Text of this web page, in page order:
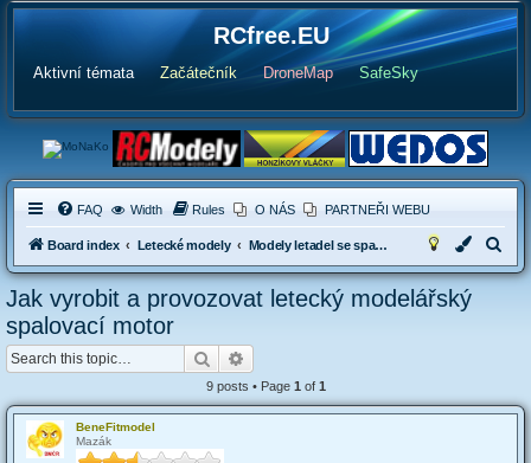
RCfree.EU
Aktivní témata Začátečník DroneMap SafeSky
FAQ Width Rules O NÁS PARTNEŘI WEBU
Board index Letecké modely Modely letadel se spalovacími motory
e
Jak vyrobit a provozovat letecký modelářský
spalovací motor
Search
9 posts • Page 1 of 1
BeneFitmodel
Mazák